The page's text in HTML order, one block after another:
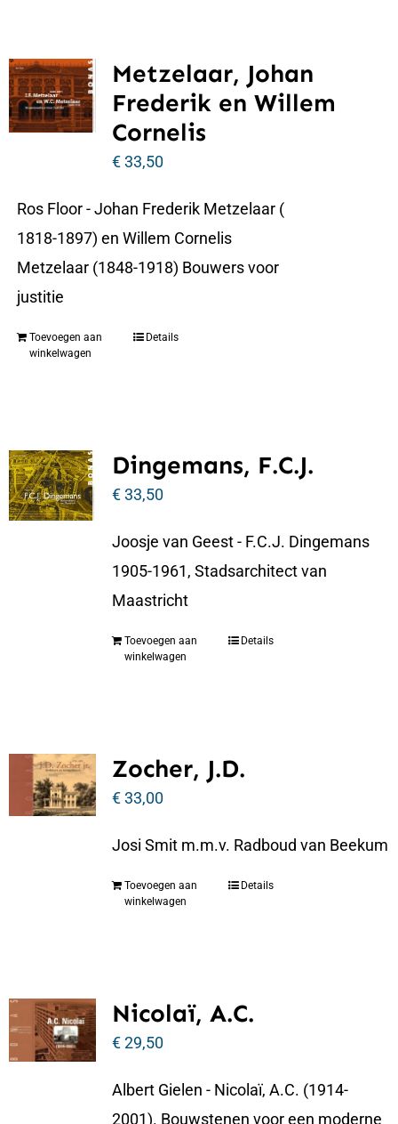
Metzelaar, Johan
Frederik en Willem
Cornelis
€33,50
Ros Floor - Johan Frederik Metzelaar (
1818-1897) en Willem Cornelis
Metzelaar (1848-1918) Bouwers voor
justitie
Toevoegen aan
winkelwagen
Details
Dingemans, F.C.J.
€33,50
Joosje van Geest - F.C.J. Dingemans
1905-1961, Stadsarchitect van
Maastricht
Toevoegen aan
winkelwagen
Details
Zocher, J.D.
€33,00
Josi Smit m.m.v. Radboud van Beekum
Toevoegen aan
winkelwagen
Details
Nicolaï, A.C.
€29,50
Albert Gielen - Nicolaï, A.C. (1914-
2001). Bouwstenen voor een moderne